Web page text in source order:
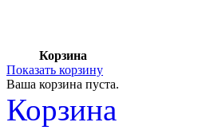
Корзина
Показать корзину
Ваша корзина пуста.
Корзина